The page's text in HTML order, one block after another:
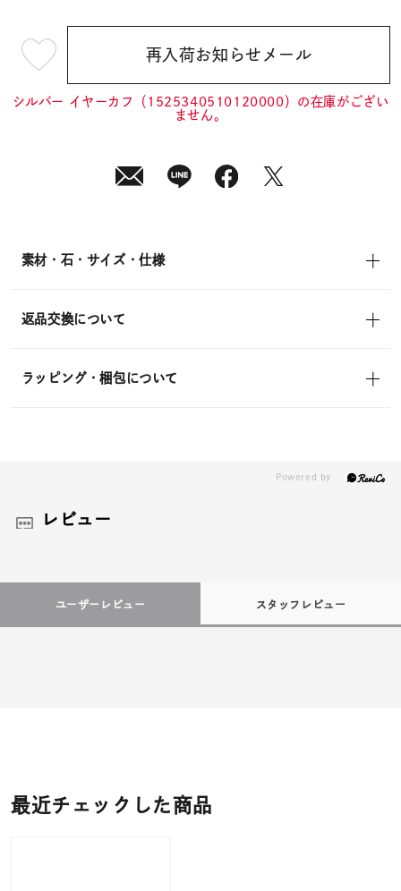
在庫 在庫ありのみ すべて表示
¥9,900 (tax
in)
再入荷お知らせメール
シルバー イヤーカフ（1525340510120000）の在庫がござい
ません。
素材・石・サイズ・仕様
返品交換について
ラッピング・梱包について
レビュー
ユーザーレビュー スタッフレビュー
最近チェックした商品